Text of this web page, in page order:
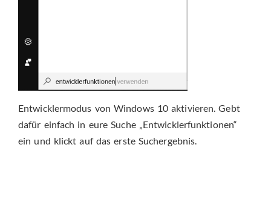
Entwicklermodus von Windows 10 aktivieren. Gebt
dafür einfach in eure Suche „Entwicklerfunktionen“
ein und klickt auf das erste Suchergebnis.